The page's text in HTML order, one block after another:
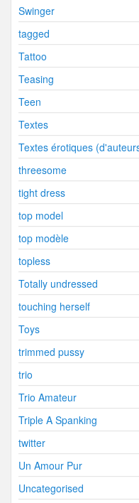
Swinger
tagged
Tattoo
Teasing
Teen
Textes
Textes érotiques
threesome
tight dress
top model
top modèle
topless
Totally undressed
touching herself
Toys
trimmed pussy
trio
Trio Amateur
Triple A Spanking
twitter
Un Amour Pur
Uncategorised